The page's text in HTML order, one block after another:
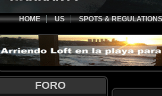
HOME US SPOTS & REGULATIONS
FORO